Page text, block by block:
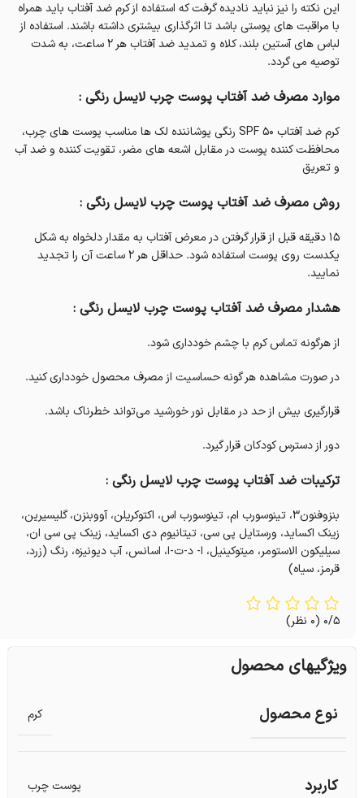
این نکته را نیز نباید نادیده گرفت که استفاده از کرم ضد آفتاب باید همراه
با مراقبت های پوستی باشد تا اثرگذاری بیشتری داشته باشند. استفاده از
لباس های آستین بلند، کلاه و تمدید ضد آفتاب هر 2 ساعت، به شدت
توصیه می گردد.
موارد مصرف ضد آفتاب پوست چرب لایسل رنگی :
کرم ضد آفتاب SPF 50 رنگی پوشاننده لک ها مناسب پوست های چرب،
محافظت کننده پوست در مقابل اشعه های مضر، تقویت کننده و ضد آب
و تعریق
روش مصرف ضد آفتاب پوست چرب لایسل رنگی :
15 دقیقه قبل از قرار گرفتن در معرض آفتاب به مقدار دلخواه به شکل
یکدست روی پوست استفاده شود. حداقل هر 2 ساعت آن را تجدید
نمایید.
هشدار مصرف ضد آفتاب پوست چرب لایسل رنگی :
از هرگونه تماس کرم با چشم خودداری شود.
در صورت مشاهده هر گونه حساسیت از مصرف محصول خودداری کنید.
قرارگیری بیش از حد در مقابل نور خورشید می‌تواند خطرناک باشد.
دور از دسترس کودکان قرار گیرد.
ترکیبات ضد آفتاب پوست چرب لایسل رنگی :
بنزوفنون3، تینوسورب ام، تینوسورب اس، اکتوکریلن، آووبنزن، گلیسیرین،
زینک اکساید، ورستایل پی سی، تیتانیوم دی اکساید، زینک پی سی ان،
سیلیکون الاستومر، میتوکینیل، ا- د-ت-ا، اسانس، آب دیونیزه، رنگ (زرد،
قرمز، سیاه)
0/5 (0 نظر)
ویژگیهای محصول
نوع محصول کرم
کاربرد پوست چرب